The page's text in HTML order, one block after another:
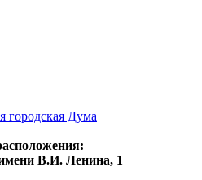
городская Дума
В.И. Ленина, 1